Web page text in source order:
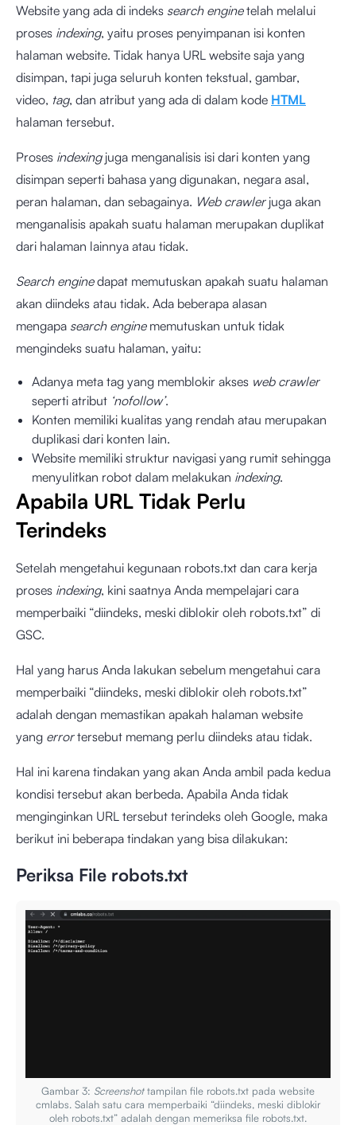
Website yang ada di indeks search enginetelah melalui
proses indexing, yaitu proses penyimpanan isi konten
halaman website. Tidak hanya URL website saja yang
disimpan, tapi juga seluruh konten tekstual, gambar,
video, tag, dan atribut yang ada di dalam kode HTML
halaman tersebut.
Proses indexingjuga menganalisis isi dari konten yang
disimpan seperti bahasa yang digunakan, negara asal,
peran halaman, dan sebagainya. Web crawlerjuga akan
menganalisis apakah suatu halaman merupakan duplikat
dari halaman lainnya atau tidak.
Search enginedapat memutuskan apakah suatu halaman
akan diindeks atau tidak. Ada beberapa alasan
mengapa search enginememutuskan untuk tidak
mengindeks suatu halaman, yaitu:
Adanya meta tag yang memblokir akses web crawler
seperti atribut ‘nofollow’.
Konten memiliki kualitas yang rendah atau merupakan
duplikasi dari konten lain.
Website memiliki struktur navigasi yang rumit sehingga
menyulitkan robot dalam melakukan indexing.
Apabila URL Tidak Perlu
Terindeks
Setelah mengetahui kegunaan robots.txt dan cara kerja
proses indexing, kini saatnya Anda mempelajari cara
memperbaiki “diindeks, meski diblokir oleh robots.txt” di
GSC.
Hal yang harus Anda lakukan sebelum mengetahui cara
memperbaiki “diindeks, meski diblokir oleh robots.txt”
adalah dengan memastikan apakah halaman website
yang errortersebut memang perlu diindeks atau tidak.
Hal ini karena tindakan yang akan Anda ambil pada kedua
kondisi tersebut akan berbeda. Apabila Anda tidak
menginginkan URL tersebut terindeks oleh Google, maka
berikut ini beberapa tindakan yang bisa dilakukan:
Periksa File robots.txt
Gambar 3: Screenshottampilan file robots.txt pada website
cmlabs. Salah satu cara memperbaiki “diindeks, meski diblokir
oleh robots.txt” adalah dengan memeriksa file robots.txt.